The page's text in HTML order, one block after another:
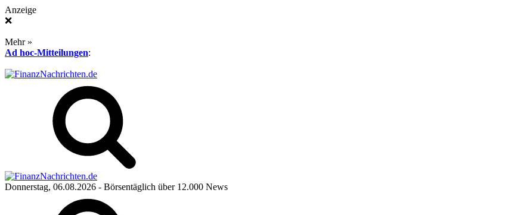
Anzeige
❌
Mehr »
Ad hoc-Mitteilungen:
Donnerstag, 06.08.2026 - Börsentäglich über 12.000 News